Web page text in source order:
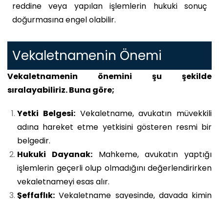
reddine veya yapılan işlemlerin hukuki sonuç
doğurmasına engel olabilir.
Vekaletnamenin Önemi
Vekaletnamenin önemini şu şekilde
sıralayabiliriz. Buna göre;
Yetki Belgesi:Vekaletname, avukatın müvekkili
adına hareket etme yetkisini gösteren resmi bir
belgedir.
Hukuki Dayanak:Mahkeme, avukatın yaptığı
işlemlerin geçerli olup olmadığını değerlendirirken
vekaletnameyi esas alır.
Şeffaflık: Vekaletname sayesinde, davada kimin